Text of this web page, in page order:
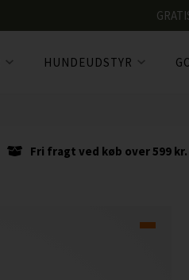
HUNDEUDSTYR
Fri fragt ved køb over 599 kr.